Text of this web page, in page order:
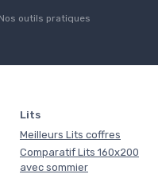
Nos outils pratiques
Lits
Meilleurs Lits coffres
Comparatif Lits 160x200
avec sommier